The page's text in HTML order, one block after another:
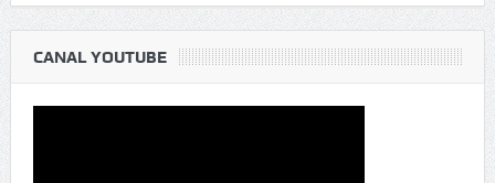
CANAL YOUTUBE